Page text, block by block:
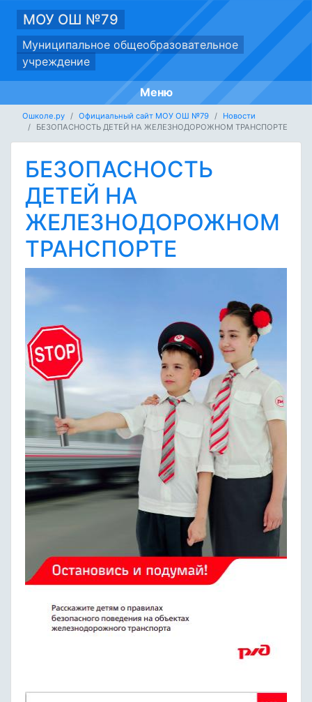
МОУ ОШ №79
Муниципальное общеобразовательное
учреждение
Меню
Ошколе.ру Официальный сайт МОУ ОШ №79
Новости
БЕЗОПАСНОСТЬ ДЕТЕЙ НА ЖЕЛЕЗНОДОРОЖНОМ ТРАНСПОРТЕ
БЕЗОПАСНОСТЬ
ДЕТЕЙ НА
ЖЕЛЕЗНОДОРОЖНОМ
ТРАНСПОРТЕ